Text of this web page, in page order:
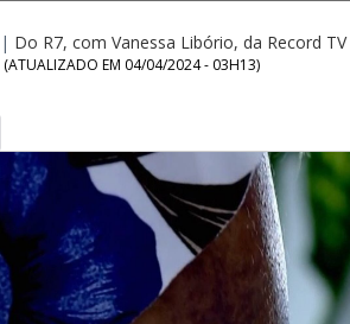
| Do R7, com Vanessa Libório, da Record TV
(ATUALIZADO EM 04/04/2024 - 03H13)